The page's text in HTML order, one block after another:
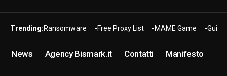
Trending:Ransomware Free Proxy List MAME Game Guide
News Agency Bismark.it Contatti Manifesto